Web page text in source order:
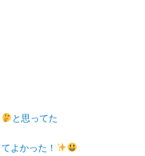
と思ってた
よかった！